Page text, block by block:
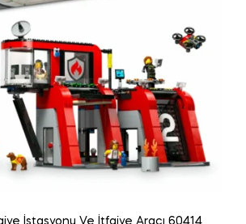
İstasyonu Ve İtfaiye Aracı 60414